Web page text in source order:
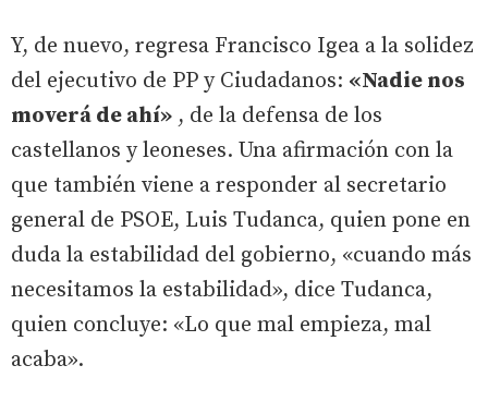
Y, de nuevo, regresa Francisco Igea a la solidez
del ejecutivo de PP y Ciudadanos: «Nadie nos
moverá de ahí» , de la defensa de los
castellanos y leoneses. Una afirmación con la
que también viene a responder al secretario
general de PSOE, Luis Tudanca, quien pone en
duda la estabilidad del gobierno, «cuando más
necesitamos la estabilidad», dice Tudanca,
quien concluye: «Lo que mal empieza, mal
acaba».